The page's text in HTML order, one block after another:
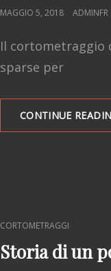
POSTED
MAGGIO 5, 2018 ADMINFR
Il cortometraggio
sparse per
CONTINUE
CAT
LINKS
CORTOMETRAGGI
Storia di un